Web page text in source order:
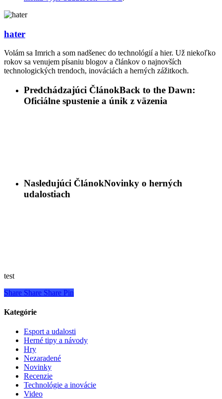
hater
Volám sa Imrich a som nadšenec do technológií a hier. Už niekoľko
rokov sa venujem písaniu blogov a článkov o najnovších
technologických trendoch, inováciách a herných zážitkoch.
Predchádzajúci ČlánokBack to the Dawn:
Oficiálne spustenie a únik z väzenia
Nasledujúci ČlánokNovinky o herných
udalostiach
test
Share Share Share Pin
Kategórie
Esport a udalosti
Herné tipy a návody
Hry
Nezaradené
Novinky
Recenzie
Technológie a inovácie
Video